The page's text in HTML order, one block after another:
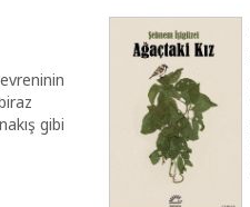
gibi